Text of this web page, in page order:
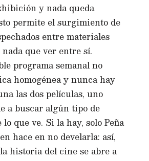
y nada queda
permite el surgimiento de
entre materiales
que ver entre sí.
programa semanal no
homogénea y nunca hay
las dos películas, uno
a buscar algún tipo de
que ve. Si la hay, solo Peña
hace en no develarla: así,
historia del cine se abre a